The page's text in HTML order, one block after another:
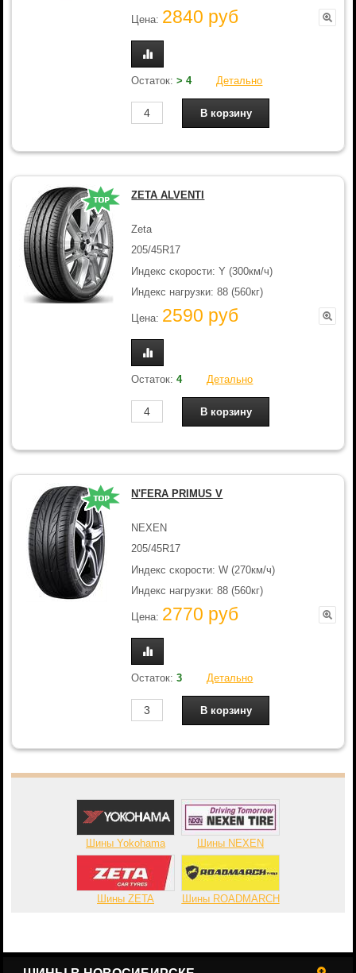
Цена: 2840 руб
Остаток:> 4 Детально
ZETA ALVENTI
Zeta
205/45R17
Индекс скорости: Y (300км/ч)
Индекс нагрузки: 88 (560кг)
Цена: 2590 руб
Остаток:4 Детально
N'FERA PRIMUS V
NEXEN
205/45R17
Индекс скорости: W (270км/ч)
Индекс нагрузки: 88 (560кг)
Цена: 2770 руб
Остаток:3 Детально
Шины Yokohama Шины NEXEN
Шины ZETA Шины ROADMARCH